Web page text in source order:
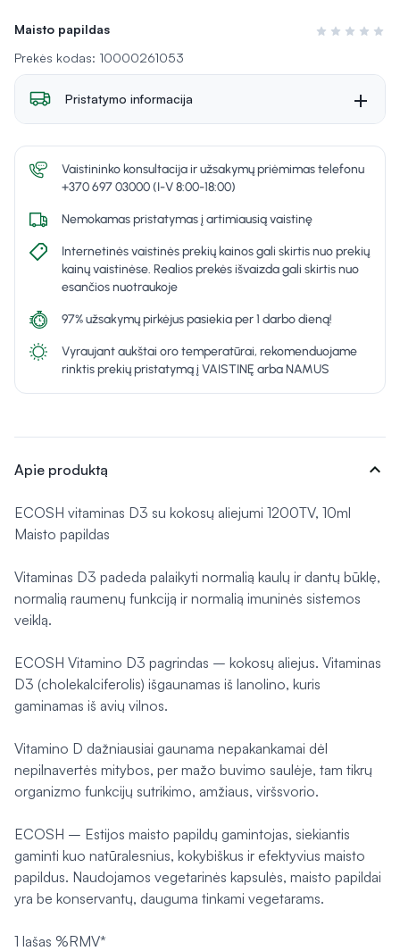
Maisto papildas
Įvertinimas 0
Prekės kodas: 10000261053
Pristatymo informacija
Vaistininko konsultacija ir užsakymų priėmimas telefonu
+370 697 03000 (I-V 8:00-18:00)
Nemokamas pristatymas į artimiausią vaistinę
Internetinės vaistinės prekių kainos gali skirtis nuo prekių
kainų vaistinėse. Realios prekės išvaizda gali skirtis nuo
esančios nuotraukoje
97% užsakymų pirkėjus pasiekia per 1 darbo dieną!
Vyraujant aukštai oro temperatūrai, rekomenduojame
rinktis prekių pristatymą į VAISTINĘ arba NAMUS
Apie produktą expand_more
ECOSH vitaminas D3 su kokosų aliejumi 1200TV, 10ml
Maisto papildas
Vitaminas D3 padeda palaikyti normalią kaulų ir dantų būklę,
normalią raumenų funkciją ir normalią imuninės sistemos
veiklą.
ECOSH Vitamino D3 pagrindas – kokosų aliejus. Vitaminas
D3 (cholekalciferolis) išgaunamas iš lanolino, kuris
gaminamas iš avių vilnos.
Vitamino D dažniausiai gaunama nepakankamai dėl
nepilnavertės mitybos, per mažo buvimo saulėje, tam tikrų
organizmo funkcijų sutrikimo, amžiaus, viršsvorio.
ECOSH – Estijos maisto papildų gamintojas, siekiantis
gaminti kuo natūralesnius, kokybiškus ir efektyvius maisto
papildus. Naudojamos vegetarinės kapsulės, maisto papildai
yra be konservantų, dauguma tinkami vegetarams.
1 lašas %RMV*